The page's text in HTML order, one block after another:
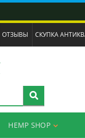
ОТЗЫВЫ СКУПКА
HEMP SHOP